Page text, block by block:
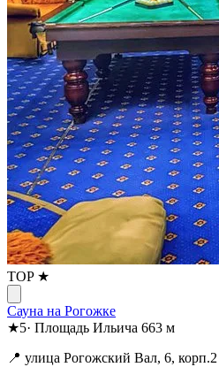
TOP ★
Сауна на Рогожке
★5· Площадь Ильича 663 м
📍 улица Рогожский Вал, 6, корп.2